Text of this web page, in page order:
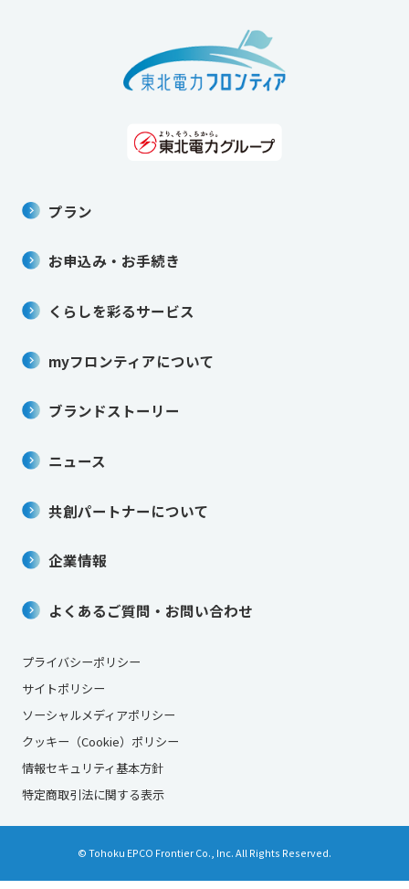
プラン
お申込み・お手続き
くらしを彩るサービス
myフロンティアについて
ブランドストーリー
ニュース
共創パートナーについて
企業情報
よくあるご質問・お問い合わせ
プライバシーポリシー
サイトポリシー
ソーシャルメディアポリシー
クッキー（Cookie）ポリシー
情報セキュリティ基本方針
特定商取引法に関する表示
© Tohoku EPCO Frontier Co., Inc. All Rights Reserved.